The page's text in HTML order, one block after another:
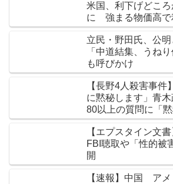
米国、利下げどこ
に 強まる物価高で
立民・野田氏、公
「中道結集、うね
も呼びかけ
【長野4人殺害事件
に黙秘します」青木
80以上の質問に「
【エプスタイン文
FBI聴取や「性的被
開
【速報】中国 アメ